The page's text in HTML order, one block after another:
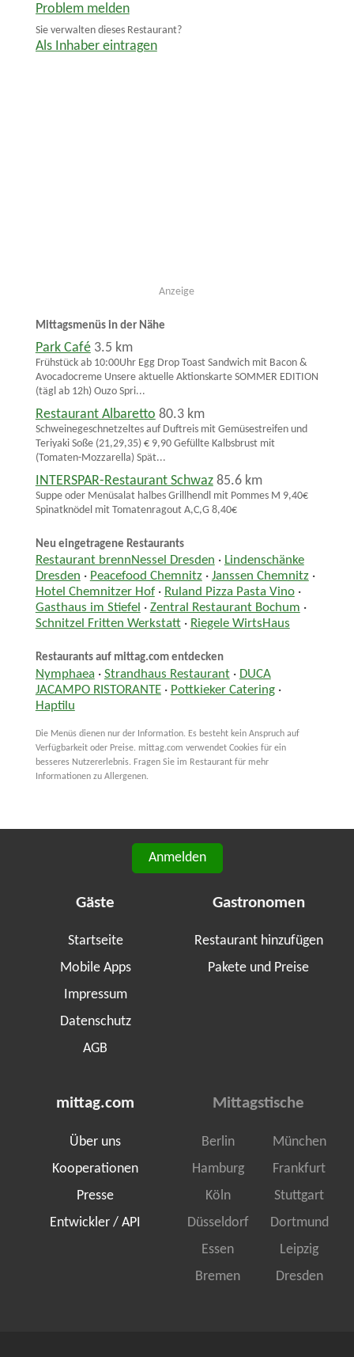
Problem melden
Sie verwalten dieses Restaurant?
Als Inhaber eintragen
Anzeige
Mittagsmenüs in der Nähe
Park Café 3.5 km
Frühstück ab 10:00Uhr Egg Drop Toast Sandwich mit Bacon &
Avocadocreme Unsere aktuelle Aktionskarte SOMMER EDITION
(tägl ab 12h) Ouzo Spri...
Restaurant Albaretto 80.3 km
Schweinegeschnetzeltes auf Duftreis mit Gemüsestreifen und
Teriyaki Soße (21,29,35) € 9,90 Gefüllte Kalbsbrust mit
(Tomaten-Mozzarella) Spät...
INTERSPAR-Restaurant Schwaz 85.6 km
Suppe oder Menüsalat halbes Grillhendl mit Pommes M 9,40€
Spinatknödel mit Tomatenragout A,C,G 8,40€
Neu eingetragene Restaurants
Restaurant brennNessel Dresden · Lindenschänke
Dresden · Peacefood Chemnitz· Janssen Chemnitz·
Hotel Chemnitzer Hof· Ruland Pizza Pasta Vino·
Gasthaus im Stiefel · Zentral Restaurant Bochum ·
Schnitzel Fritten Werkstatt· Riegele WirtsHaus
Restaurants auf mittag.com entdecken
Nymphaea · Strandhaus Restaurant· DUCA
JACAMPO RISTORANTE· Pottkieker Catering·
Haptilu
Die Menüs dienen nur der Information. Es besteht kein Anspruch auf
Verfügbarkeit oder Preise. mittag.com verwendet Cookies für ein
besseres Nutzererlebnis. Fragen Sie im Restaurant für mehr
Informationen zu Allergenen.
Anmelden
Gäste
Startseite
Mobile Apps
Impressum
Datenschutz
AGB
Gastronomen
Restaurant hinzufügen
Pakete und Preise
mittag.com
Über uns
Kooperationen
Presse
Entwickler / API
Mittagstische
Berlin
München
Hamburg
Frankfurt
Köln
Stuttgart
Düsseldorf
Dortmund
Essen
Leipzig
Bremen
Dresden